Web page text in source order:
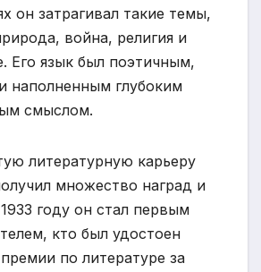
он затрагивал такие темы,
война, религия и
Его язык был поэтичным,
наполненным глубоким
смыслом.
литературную карьеру
множество наград и
году он стал первым
кто был удостоен
по литературе за